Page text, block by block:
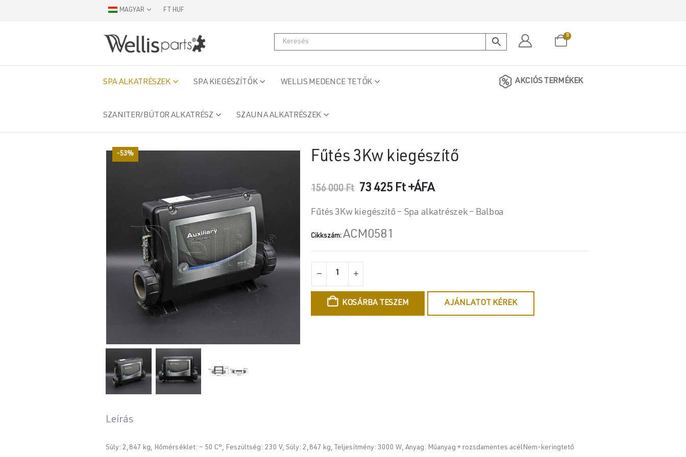
MAGYAR FT HUF
0
SPA ALKATRÉSZEK SPA KIEGÉSZÍTŐK WELLIS MEDENCE TETŐK
SZANITER/BÚTOR ALKATRÉSZ SZAUNA ALKATRÉSZEK
AKCIÓS TERMÉKEK
-53% Fűtés 3Kw kiegészítő
156 000Ft
Original
was:
000 Ft.
73 425 FtCurrent
is:
+ÁFA
Fűtés 3Kw kiegészítő – Spa alkatrészek – Balboa
Cikkszám:ACM0581
KOSÁRBA TESZEM AJÁNLATOT KÉREK
Leírás
Súly: 2,847 kg, Hőmérséklet: ~ 50 C°, Feszültség: 230 V, Súly: 2,847 kg, Teljesítmény: 3000 W, Anyag: Műanyag + rozsdamentes acélNem-keringtető